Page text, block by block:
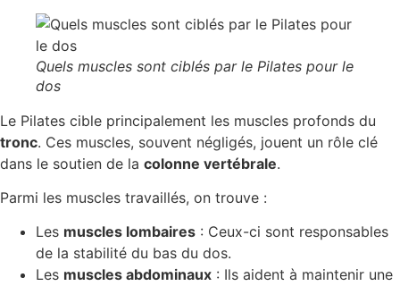
Quels muscles sont ciblés par le Pilates pour le
dos
Le Pilates cible principalement les muscles profonds du
tronc. Ces muscles, souvent négligés, jouent un rôle clé
dans le soutien de la colonne vertébrale.
Parmi les muscles travaillés, on trouve :
Les muscles lombaires : Ceux-ci sont responsables
de la stabilité du bas du dos.
Les muscles abdominaux : Ils aident à maintenir une